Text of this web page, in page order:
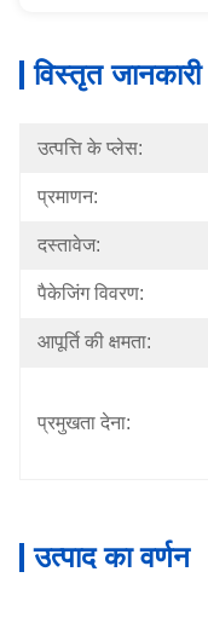
विस्तृत जानकारी
उत्पत्ति के प्लेस:
प्रमाणन:
दस्तावेज:
पैकेजिंग विवरण:
आपूर्ति की क्षमता:
प्रमुखता देना:
उत्पाद का वर्णन